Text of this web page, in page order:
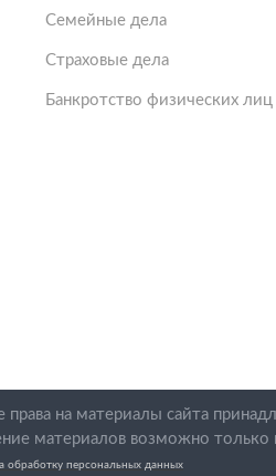
Семейные дела
Страховые дела
Банкротство физических лиц
на материалы сайта
материалов возможно
обработку персональных данных